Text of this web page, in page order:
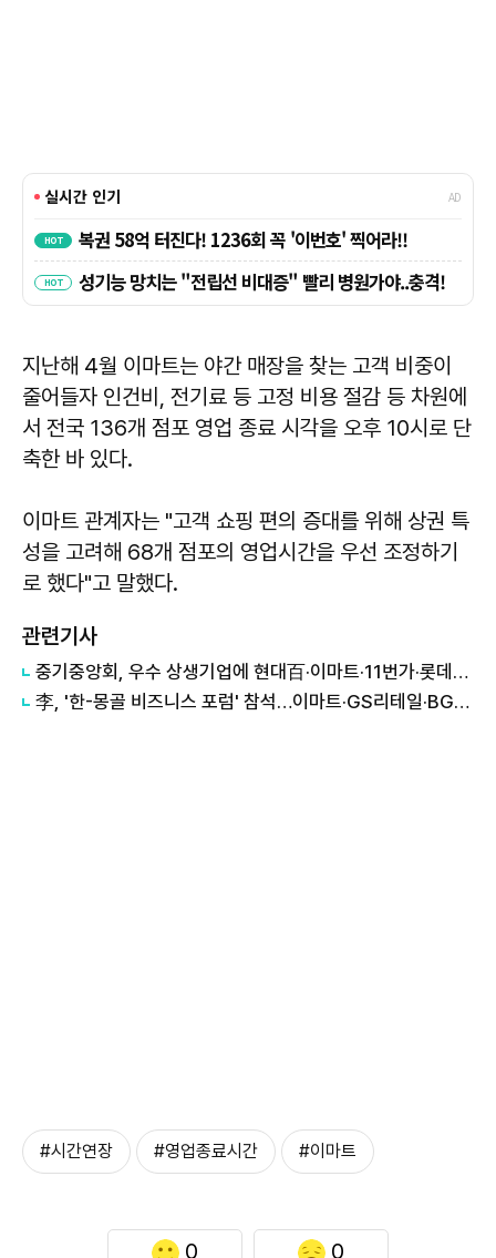
지난해 4월 이마트는 야간 매장을 찾는 고객 비중이
줄어들자 인건비, 전기료 등 고정 비용 절감 등 차원에
서 전국 136개 점포 영업 종료 시각을 오후 10시로 단
축한 바 있다.
이마트 관계자는 "고객 쇼핑 편의 증대를 위해 상권 특
성을 고려해 68개 점포의 영업시간을 우선 조정하기
로 했다"고 말했다.
관련기사
중기중앙회, 우수 상생기업에 현대百·이마트·11번가·롯데온 선정
李, '한-몽골 비즈니스 포럼' 참석…이마트·GS리테일·BGF 한 자리에
#시간연장 #영업종료시간 #이마트
0 0